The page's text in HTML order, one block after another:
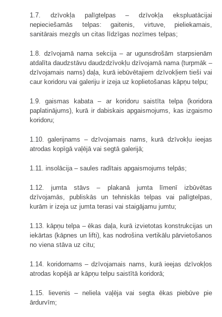
1.7. dzīvokļa palīgtelpas – dzīvokļa ekspluatācijai
nepieciešamās telpas: gaitenis, virtuve, pieliekamais,
sanitārais mezgls un citas līdzīgas nozīmes telpas;
1.8. dzīvojamā nama sekcija – ar ugunsdrošām starpsienām
atdalīta daudzstāvu daudzdzīvokļu dzīvojamā nama (turpmāk –
dzīvojamais nams) daļa, kurā iebūvētajiem dzīvokļiem tieši vai
caur koridoru vai galeriju ir izeja uz koplietošanas kāpņu telpu;
1.9. gaismas kabata – ar koridoru saistīta telpa (koridora
paplatinājums), kurā ir dabiskais apgaismojums, kas izgaismo
koridoru;
1.10. galerijnams – dzīvojamais nams, kurā dzīvokļu ieejas
atrodas kopīgā vaļējā vai segtā galerijā;
1.11. insolācija – saules radītais apgaismojums telpās;
1.12. jumta stāvs – plakanā jumta līmenī izbūvētas
dzīvojamās, publiskās un tehniskās telpas vai palīgtelpas,
kurām ir izeja uz jumta terasi vai staigājamu jumtu;
1.13. kāpņu telpa – ēkas daļa, kurā izvietotas konstrukcijas un
iekārtas (kāpnes un lifti), kas nodrošina vertikālu pārvietošanos
no viena stāva uz citu;
1.14. koridornams – dzīvojamais nams, kurā ieejas dzīvokļos
atrodas kopējā ar kāpņu telpu saistītā koridorā;
1.15. lievenis – neliela vaļēja vai segta ēkas piebūve pie
ārdurvīm;